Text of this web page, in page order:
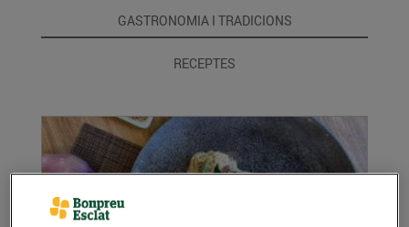
GASTRONOMIA I TRADICIONS
RECEPTES